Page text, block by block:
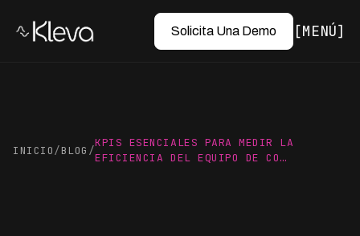
Solicita Una Demo MENÚ
INICIO/BLOG /
KPIS ESENCIALES PARA MEDIR LA
EFICIENCIA DEL EQUIPO DE CO…